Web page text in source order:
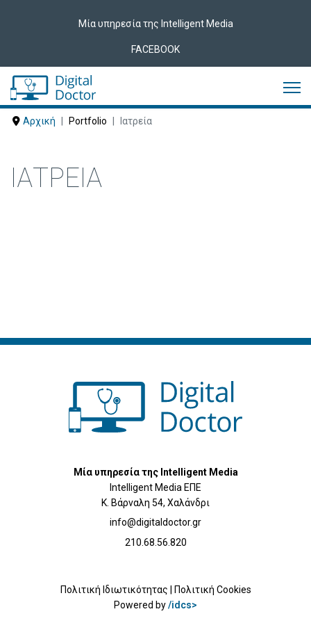
Μία υπηρεσία της Intelligent Media
FACEBOOK
Αρχική Portfolio Ιατρεία
ΙΑΤΡΕΊΑ
Μία υπηρεσία της Intelligent Media
Intelligent Media ΕΠΕ
Κ. Βάρναλη 54, Χαλάνδρι
info@digitaldoctor.gr
210.68.56.820
Πολιτική Ιδιωτικότητας | Πολιτική Cookies
Powered by/idcs>